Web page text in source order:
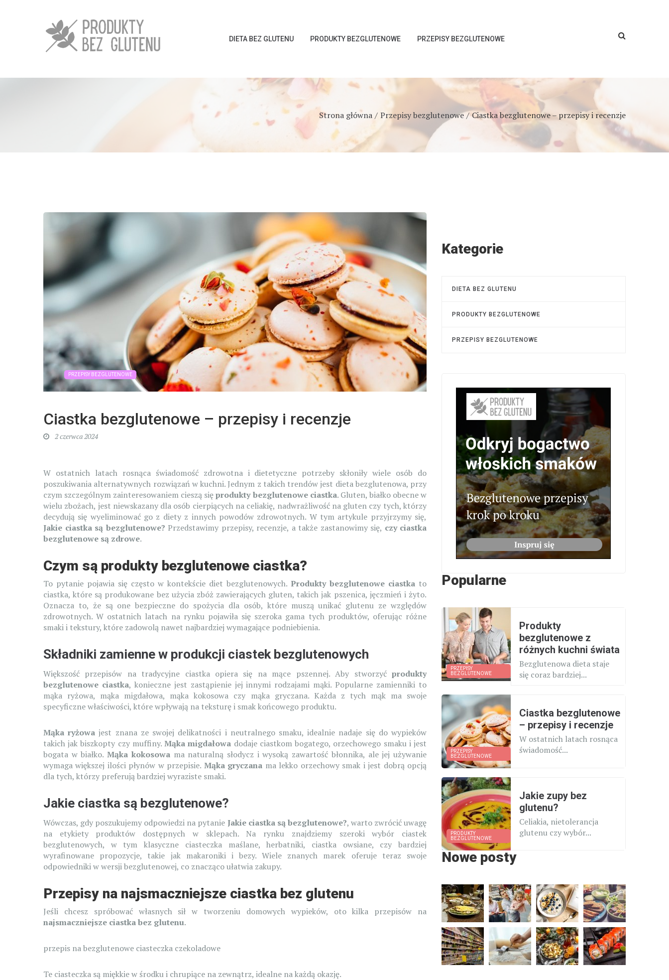
DIETA BEZ GLUTENU PRODUKTY BEZGLUTENOWE PRZEPISY BEZGLUTENOWE
Strona główna Przepisy bezglutenowe Ciastka bezglutenowe – przepisy i recenzje
PRZEPISY BEZGLUTENOWE
Ciastka bezglutenowe – przepisy i recenzje
2 czerwca 2024
W ostatnich latach rosnąca świadomość zdrowotna i dietetyczne potrzeby skłoniły wiele osób do
poszukiwania alternatywnych rozwiązań w kuchni. Jednym z takich trendów jest dieta bezglutenowa, przy
czym szczególnym zainteresowaniem cieszą sięprodukty bezglutenowe ciastka. Gluten, białko obecne w
wielu zbożach, jest niewskazany dla osób cierpiących na celiakię, nadwrażliwość na gluten czy tych, którzy
decydują się wyeliminować go z diety z innych powodów zdrowotnych. W tym artykule przyjrzymy się,
Jakie ciastka są bezglutenowe? Przedstawimy przepisy, recenzje, a także zastanowimy się, czy ciastka
bezglutenowe są zdrowe.
Czym są produkty bezglutenowe ciastka?
To pytanie pojawia się często w kontekście diet bezglutenowych. Produkty bezglutenowe ciastka to
ciastka, które są produkowane bez użycia zbóż zawierających gluten, takich jak pszenica, jęczmień i żyto.
Oznacza to, że są one bezpieczne do spożycia dla osób, które muszą unikać glutenu ze względów
zdrowotnych. W ostatnich latach na rynku pojawiła się szeroka gama tych produktów, oferując różne
smaki i tekstury, które zadowolą nawet najbardziej wymagające podniebienia.
Składniki zamienne w produkcji ciastek bezglutenowych
Większość przepisów na tradycyjne ciastka opiera się na mące pszennej. Aby stworzyć produkty
bezglutenowe ciastka, konieczne jest zastąpienie jej innymi rodzajami mąki. Popularne zamienniki to
mąka ryżowa, mąka migdałowa, mąka kokosowa czy mąka gryczana. Każda z tych mąk ma swoje
specyficzne właściwości, które wpływają na teksturę i smak końcowego produktu.
Mąka ryżowa jest znana ze swojej delikatności i neutralnego smaku, idealnie nadaje się do wypieków
takich jak biszkopty czy muffiny.Mąka migdałowa dodaje ciastkom bogatego, orzechowego smaku i jest
bogata w białko.Mąka kokosowama naturalną słodycz i wysoką zawartość błonnika, ale jej używanie
wymaga większej ilości płynów w przepisie. Mąka gryczana ma lekko orzechowy smak i jest dobrą opcją
dla tych, którzy preferują bardziej wyraziste smaki.
Jakie ciastka są bezglutenowe?
Wówczas, gdy poszukujemy odpowiedzi na pytanie Jakie ciastka są bezglutenowe?, warto zwrócić uwagę
na etykiety produktów dostępnych w sklepach. Na rynku znajdziemy szeroki wybór ciastek
bezglutenowych, w tym klasyczne ciasteczka maślane, herbatniki, ciastka owsiane, czy bardziej
wyrafinowane propozycje, takie jak makaroniki i bezy. Wiele znanych marek oferuje teraz swoje
odpowiedniki w wersji bezglutenowej, co znacząco ułatwia zakupy.
Przepisy na najsmaczniejsze ciastka bez glutenu
Jeśli chcesz spróbować własnych sił w tworzeniu domowych wypieków, oto kilka przepisów na
najsmaczniejsze ciastka bez glutenu.
przepis na bezglutenowe ciasteczka czekoladowe
Te ciasteczka są miękkie w środku i chrupiące na zewnątrz, idealne na każdą okazję.
Kategorie
DIETA BEZ GLUTENU
PRODUKTY BEZGLUTENOWE
PRZEPISY BEZGLUTENOWE
Popularne
PRZEPISY
BEZGLUTENOWE
Produkty
bezglutenowe z
różnych kuchni świata
Bezglutenowa dieta staje
się coraz bardziej...
PRZEPISY
BEZGLUTENOWE
Ciastka bezglutenowe
– przepisy i recenzje
W ostatnich latach rosnąca
świadomość...
PRODUKTY
BEZGLUTENOWE
Jakie zupy bez
glutenu?
Celiakia, nietolerancja
glutenu czy wybór...
Nowe posty